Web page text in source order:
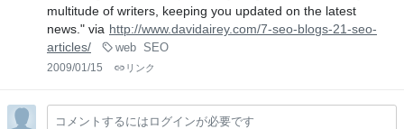
multitude of writers, keeping you updated on the latest
news." via http://www.davidairey.com/7-seo-blogs-21-seo-
articles/
web SEO
2009/01/15 リンク
コメントするにはログインが必要です